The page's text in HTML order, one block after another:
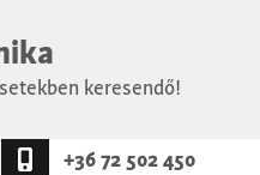
keresendő!
+36 72 502 450